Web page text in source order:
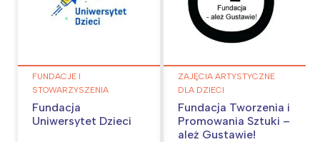
FUNDACJE I
STOWARZYSZENIA
Fundacja
Uniwersytet Dzieci
ZAJĘCIA ARTYSTYCZNE
DLA DZIECI
Fundacja Tworzenia i
Promowania Sztuki –
ależ Gustawie!